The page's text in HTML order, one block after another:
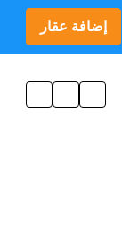
إضافة عقار